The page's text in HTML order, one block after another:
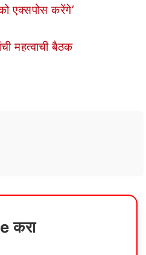
एक्सपोस करेंगे’
महत्वाची बैठक
करा